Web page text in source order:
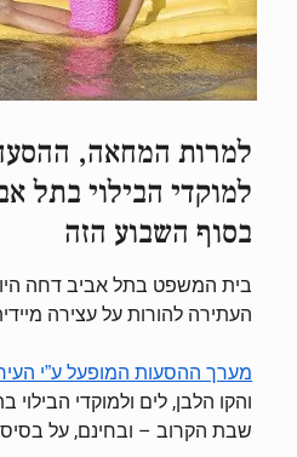
למרות המחאה,
למוקדי הבילוי בתל
בסוף השבוע הזה
העתירה להורות על עצירה
מערך ההסעות המופעל ע”י
והקו הלבן, לים ולמוקדי
שבת הקרוב – ובחינם, על בסיס